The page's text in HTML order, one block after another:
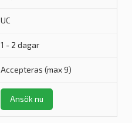
UC
1 - 2 dagar
Accepteras (max 9)
Ansök nu